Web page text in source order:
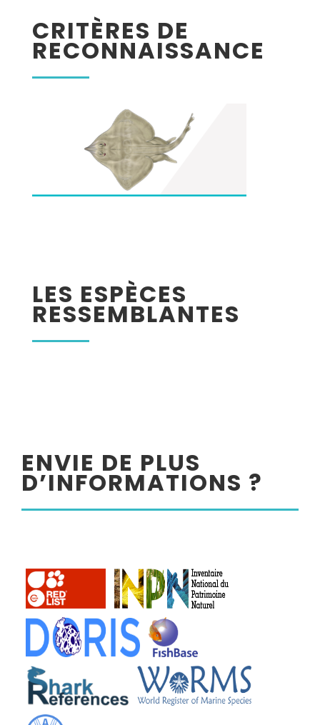
CRITÈRES DE
RECONNAISSANCE
LES ESPÈCES
RESSEMBLANTES
ENVIE DE PLUS
D’INFORMATIONS ?